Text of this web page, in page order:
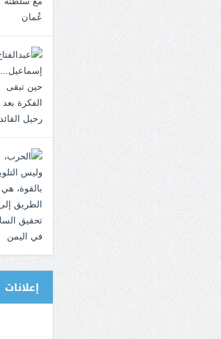
إعلانات